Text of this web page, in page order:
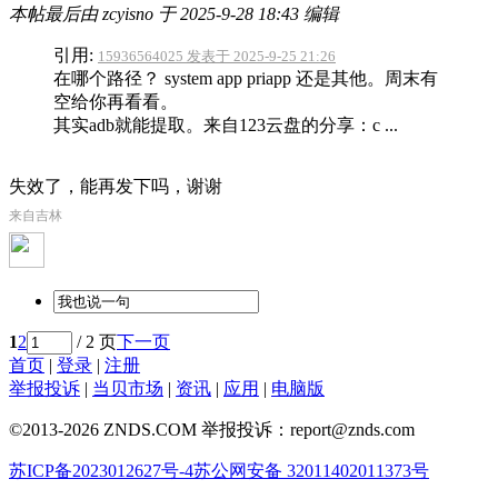
本帖最后由 zcyisno 于 2025-9-28 18:43 编辑
引用: 15936564025 发表于 2025-9-25 21:26
在哪个路径？ system app priapp 还是其他。周末有
空给你再看看。
其实adb就能提取。来自123云盘的分享：c ...
失效了，能再发下吗，谢谢
来自吉林
12 / 2 页下一页
首页 | 登录 | 注册
举报投诉 | 当贝市场 | 资讯 | 应用 | 电脑版
©2013-2026 ZNDS.COM 举报投诉：report@znds.com
苏ICP备2023012627号-4苏公网安备 32011402011373号